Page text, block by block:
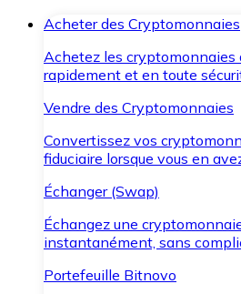
Acheter des Cryptomonnaies
Achetez les cryptomonnaies
rapidement et en toute
Vendre des Cryptomonnaies
Convertissez vos
fiduciaire lorsque vous en
Échanger (Swap)
Échangez une
instantanément, sans
Portefeuille Bitnovo